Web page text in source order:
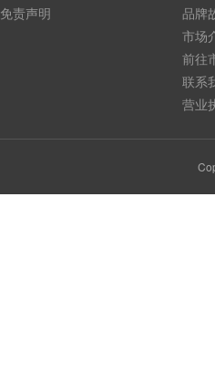
免责声明
品牌
市场
前往
联系
营业